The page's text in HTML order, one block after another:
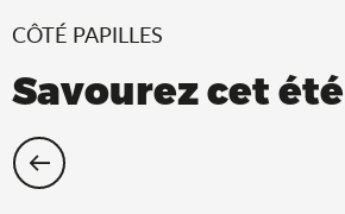
CÔTÉ PAPILLES
Savourez cet été
terrasse à l’ombre !